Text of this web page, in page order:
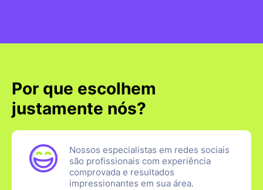
Por que escolhem
justamente nós?
Nossos especialistas em redes sociais
são profissionais com experiência
comprovada e resultados
impressionantes em sua área.